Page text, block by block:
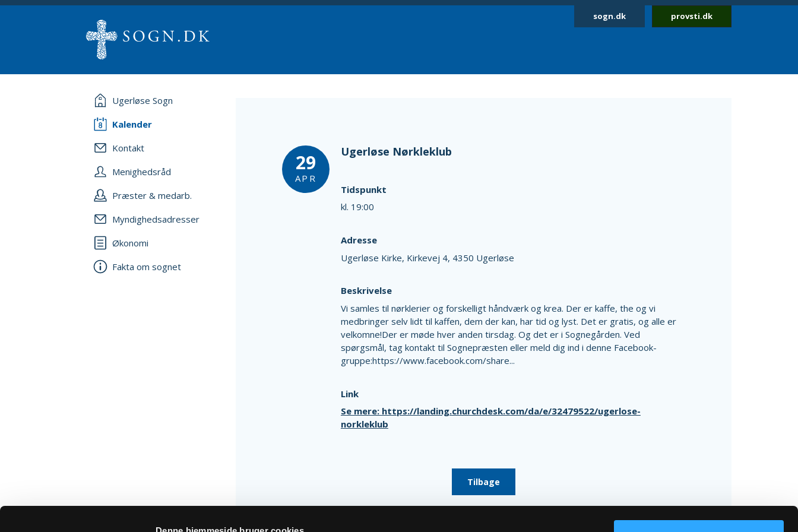
sogn.dk provsti.dk
Ugerløse Sogn
Kalender
Kontakt
Menighedsråd
Præster & medarb.
Myndighedsadresser
Økonomi
Fakta om sognet
29
APR
Ugerløse Nørkleklub
Tidspunkt
kl. 19:00
Adresse
Ugerløse Kirke, Kirkevej 4, 4350 Ugerløse
Beskrivelse
Vi samles til nørklerier og forskelligt håndværk og krea. Der er kaffe, the og vi
medbringer selv lidt til kaffen, dem der kan, har tid og lyst. Det er gratis, og alle er
velkomne!Der er møde hver anden tirsdag. Og det er i Sognegården. Ved
spørgsmål, tag kontakt til Sognepræsten eller meld dig ind i denne Facebook-
gruppe:https://www.facebook.com/share...
Link
Se mere: https://landing.churchdesk.com/da/e/32479522/ugerlose-
norkleklub
Tilbage